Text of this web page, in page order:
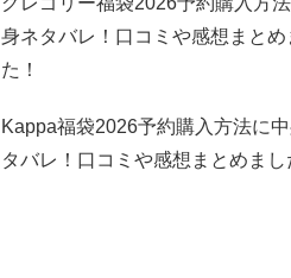
身ネタバレ！口コミや感想まとめ
た！
Kappa福袋2026予約購入方法に
タバレ！口コミや感想まとめまし